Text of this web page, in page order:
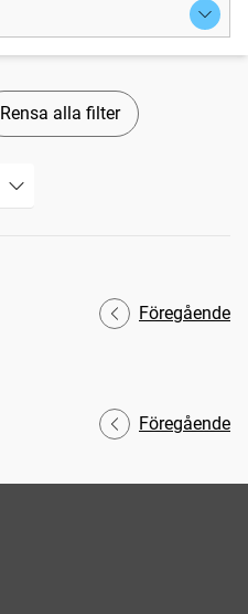
Rensa alla filter
Föregående
Föregående